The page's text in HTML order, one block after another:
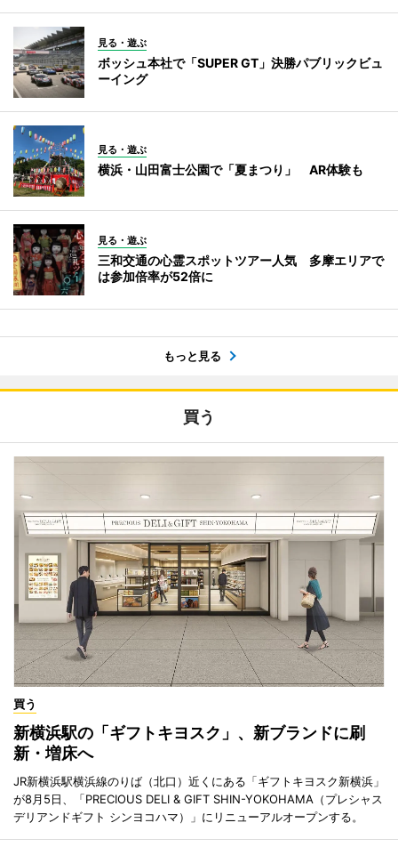
見る・遊ぶ
ボッシュ本社で「SUPER GT」決勝パブリックビュ
ーイング
見る・遊ぶ
横浜・山田富士公園で「夏まつり」 AR体験も
見る・遊ぶ
三和交通の心霊スポットツアー人気 多摩エリアで
は参加倍率が52倍に
もっと見る
買う
買う
新横浜駅の「ギフトキヨスク」、新ブランドに刷
新・増床へ
JR新横浜駅横浜線のりば（北口）近くにある「ギフトキヨスク新横浜」
が8月5日、「PRECIOUS DELI & GIFT SHIN-YOKOHAMA（プレシャス
デリアンドギフト シンヨコハマ）」にリニューアルオープンする。